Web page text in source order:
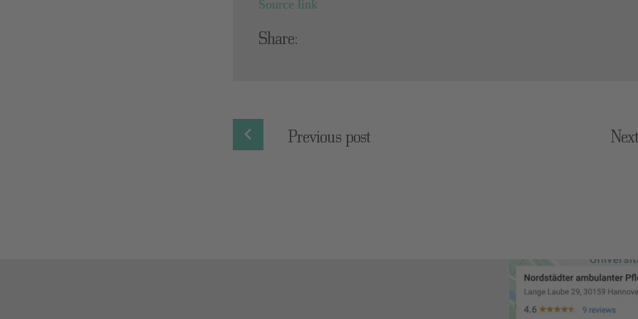
Source link
Share:
Previous post